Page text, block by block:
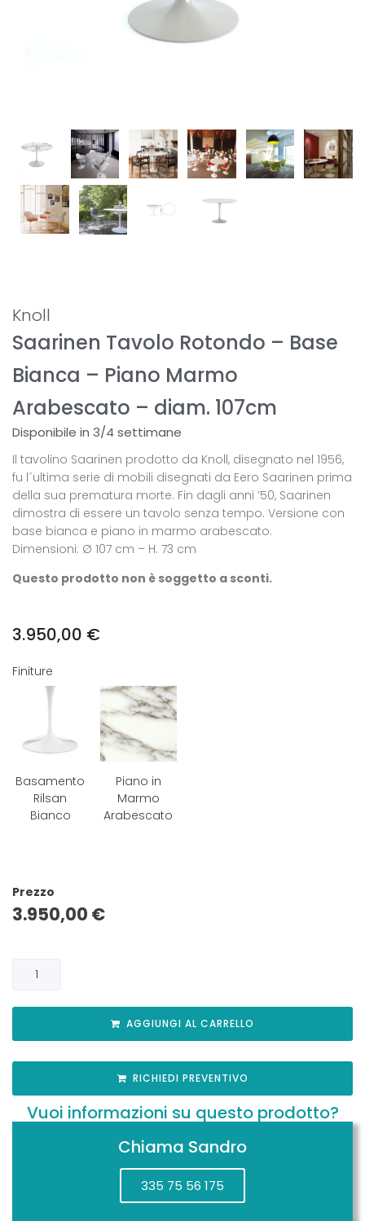
Knoll
Saarinen Tavolo Rotondo – Base
Bianca – Piano Marmo
Arabescato – diam. 107cm
Disponibile in 3/4 settimane
Il tavolino Saarinen prodotto da Knoll, disegnato nel 1956,
fu l´ultima serie di mobili disegnati da Eero Saarinen prima
della sua prematura morte. Fin dagli anni ’50, Saarinen
dimostra di essere un tavolo senza tempo. Versione con
base bianca e piano in marmo arabescato.
Dimensioni: Ø 107 cm – H. 73 cm
Questo prodotto non è soggetto a sconti.
3.950,00 €
Finiture
Basamento
Rilsan
Bianco
Piano in
Marmo
Arabescato
Prezzo
3.950,00 €
AGGIUNGI AL CARRELLO
RICHIEDI PREVENTIVO
Vuoi informazioni su questo prodotto?
Chiama Sandro
335 75 56 175